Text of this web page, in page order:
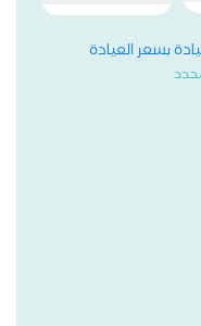
بسعر العيادة